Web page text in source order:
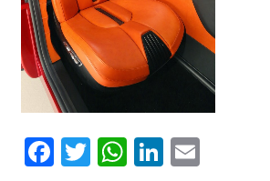
Facebook
Twitter
WhatsApp
LinkedIn
Email